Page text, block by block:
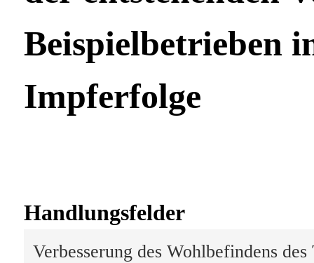
Beispielbetrieben
Impferfolge
Handlungsfelder
Verbesserung des Wohlbefindens